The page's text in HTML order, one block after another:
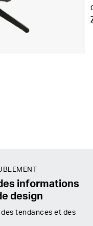
informations
design
tendances et des